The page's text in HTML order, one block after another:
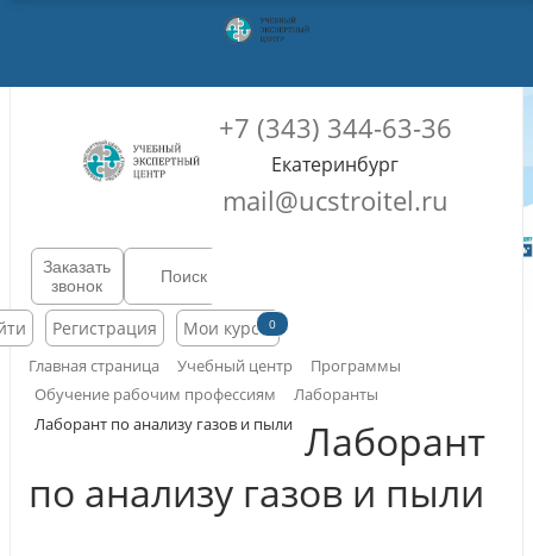
+7 (343) 344-63-36
Екатеринбург
mail@ucstroitel.ru
Заказать
звонок
Регистрация Мои курсы0
Главная страница Учебный центр
Программы
Обучение рабочим профессиям
Лаборанты
Лаборант по анализу газов и пыли Лаборант
по анализу газов и пыли